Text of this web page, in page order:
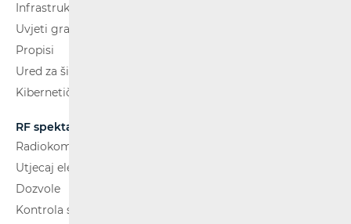
Infrastruktura
Uvjeti gradnje
Propisi
Ured za širokopojasnost (BCO)
Kibernetička sigurnost
RF spektar
Radiokomunikacije i radiodifuzija
Utjecaj elektromagnetskih polja (EMP)
Dozvole
Kontrola spektra